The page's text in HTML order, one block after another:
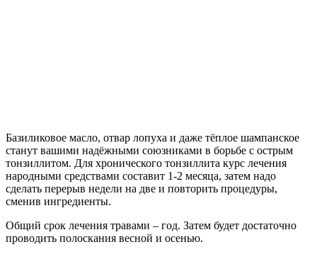
Базиликовое масло, отвар лопуха и даже тёплое шампанское
станут вашими надёжными союзниками в борьбе с острым
тонзиллитом. Для хронического тонзиллита курс лечения
народными средствами составит 1-2 месяца, затем надо
сделать перерыв недели на две и повторить процедуры,
сменив ингредиенты.
Общий срок лечения травами – год. Затем будет достаточно
проводить полоскания весной и осенью.